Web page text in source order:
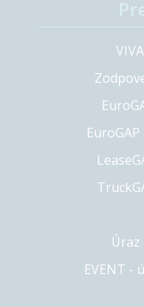
Úraz
EVENT -